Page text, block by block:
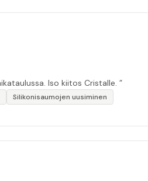
“Huolellinen työ, hyvä lopputulos. Viestintä toimii, pysyi aikataulussa. Iso kiitos Cristalle. ”
Silikonisaumojen uusiminen